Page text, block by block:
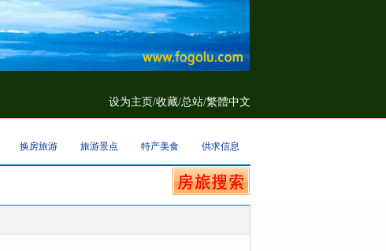
设为主页/收藏/总站/繁體中文
换房旅游 旅游景点 特产美食 供求信息